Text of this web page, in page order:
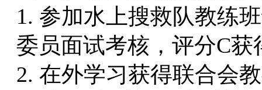
1. 参加水上搜救队教练
委员面试考核，评分C
2. 在外学习获得联合会